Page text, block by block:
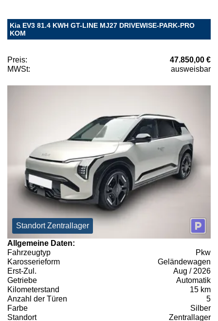
Kia EV3 81.4 KWH GT-LINE MJ27 DRIVEWISE-PARK-PRO
KOM
Preis:
47.850,00 €
MWSt:
ausweisbar
Standort Zentrallager
Allgemeine Daten:
Fahrzeugtyp
Pkw
Karosserieform
Geländewagen
Erst-Zul.
Aug / 2026
Getriebe
Automatik
Kilometerstand
15 km
Anzahl der Türen
5
Farbe
Silber
Standort
Zentrallager